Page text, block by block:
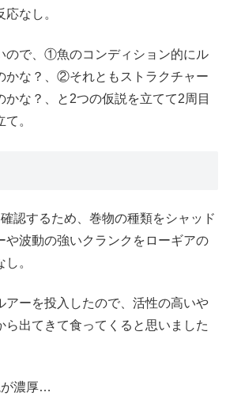
なし。
ので、①魚のコンディション的にル
かな？、②それともストラクチャー
かな？、と2つの仮説を立てて2周目
。
認するため、巻物の種類をシャッド
や波動の強いクランクをローギアの
。
アーを投入したので、活性の高いや
ら出てきて食ってくると思いました
が濃厚…